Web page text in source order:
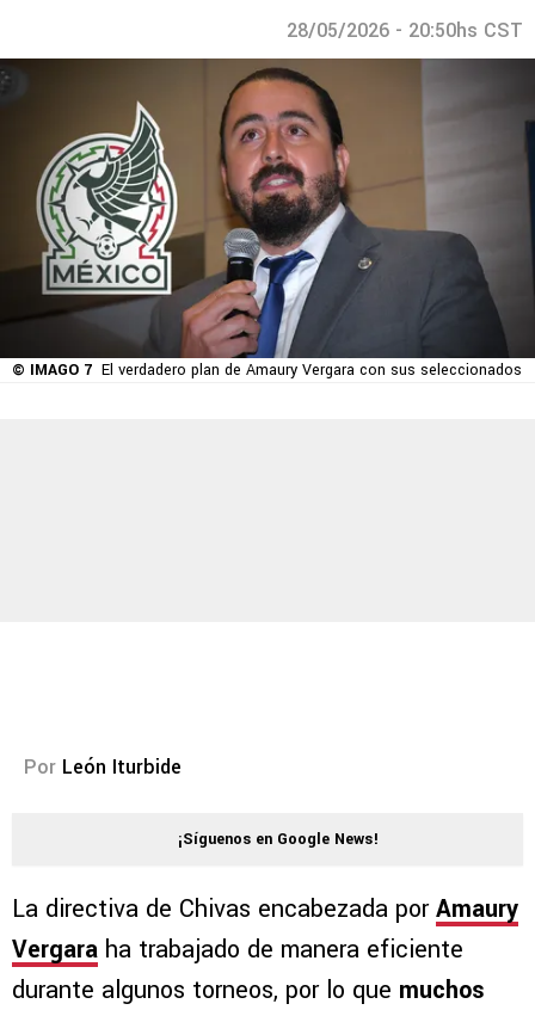
28/05/2026 - 20:50hs CST
© IMAGO 7 El verdadero plan de Amaury Vergara con sus seleccionados
Por León Iturbide
¡Síguenos en Google News!
La directiva de Chivas encabezada porAmaury
Vergara ha trabajado de manera eficiente
durante algunos torneos, por lo que muchos